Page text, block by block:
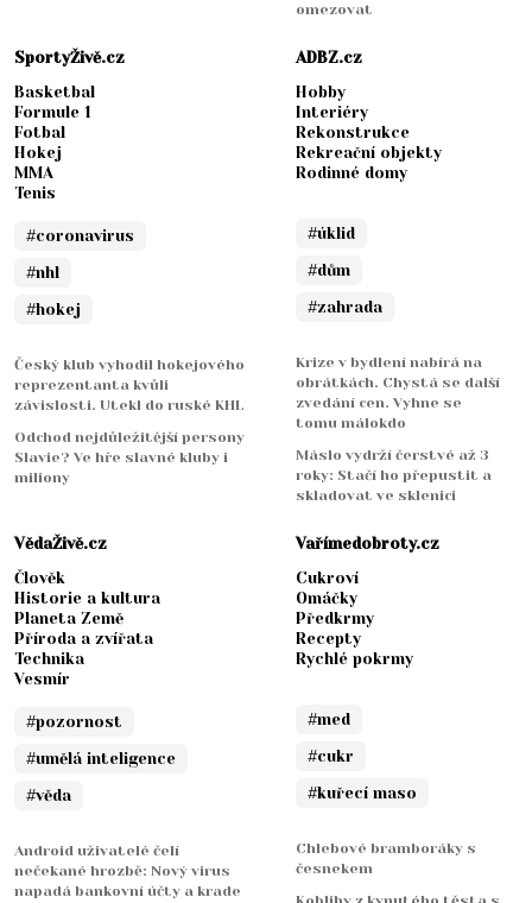
omezovat
SportyŽivě.cz
Basketbal
Formule 1
Fotbal
Hokej
MMA
Tenis
#coronavirus
#nhl
#hokej
Český klub vyhodil hokejového
reprezentanta kvůli
závislosti. Utekl do ruské KHL
Odchod nejdůležitější persony
Slavie? Ve hře slavné kluby i
miliony
ADBZ.cz
Hobby
Interiéry
Rekonstrukce
Rekreační objekty
Rodinné domy
#úklid
#dům
#zahrada
Krize v bydlení nabírá na
obrátkách. Chystá se další
zvedání cen. Vyhne se
tomu málokdo
Máslo vydrží čerstvé až 3
roky: Stačí ho přepustit a
skladovat ve sklenici
VědaŽivě.cz
Člověk
Historie a kultura
Planeta Země
Příroda a zvířata
Technika
Vesmír
#pozornost
#umělá inteligence
#věda
Android uživatelé čelí
nečekané hrozbě: Nový virus
napadá bankovní účty a krade
Vařímedobroty.cz
Cukroví
Omáčky
Předkrmy
Recepty
Rychlé pokrmy
#med
#cukr
#kuřecí maso
Chlebové bramboráky s
česnekem